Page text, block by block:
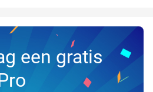
een gratis